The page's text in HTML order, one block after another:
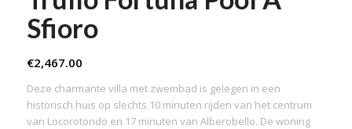
Sfioro
€2,467.00
Deze charmante villa met zwembad is gelegen in een
historisch huis op slechts 10 minuten rijden van het centrum
van Locorotondo en 17 minuten van Alberobello. De woning